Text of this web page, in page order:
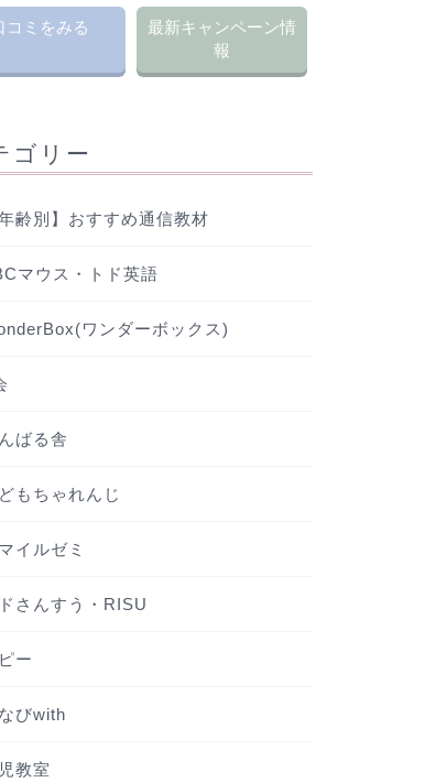
コミをみる
最新キャンペーン情
報
ゴリー
年齢別】おすすめ通信教材
マウス・トド英語
ワンダーボックス)
ばる舎
もちゃれんじ
イルゼミ
さんすう・RISU
ー
びwith
教室